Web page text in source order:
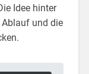
Idee hinter
und die